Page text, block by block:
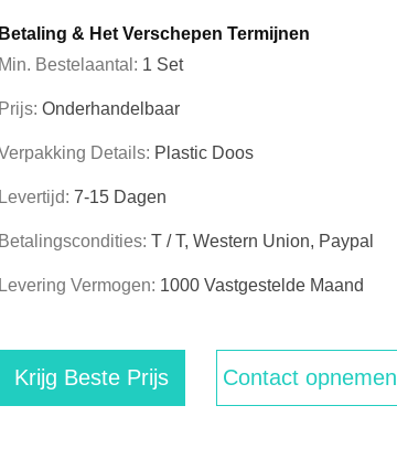
Betaling & Het Verschepen Termijnen
Min. Bestelaantal: 1 Set
Prijs: Onderhandelbaar
Details: Plastic Doos
Levertijd: 7-15 Dagen
Betalingscondities: T / T, Western Union, Paypal
Levering Vermogen: 1000 Vastgestelde Maand
Krijg Beste Prijs Contact opnemen